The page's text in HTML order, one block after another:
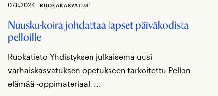
07.8.2024 RUOKAKASVATUS
Nuusku-koira johdattaa lapset päiväkodista
pelloille
Ruokatieto Yhdistyksen julkaisema uusi
varhaiskasvatuksen opetukseen tarkoitettu Pellon
elämää -oppimateriaali ...